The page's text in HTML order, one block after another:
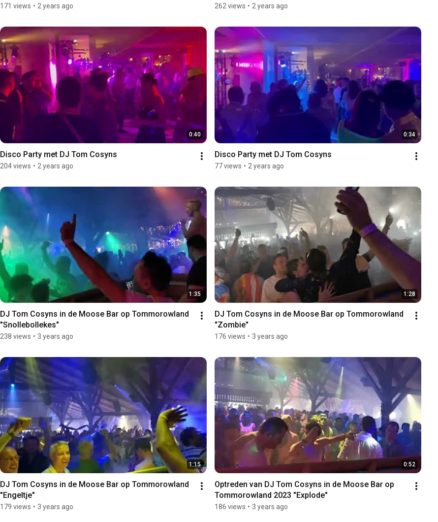
171 views • 2 years ago 262 views • 2 years ago
0:40
Disco Party met DJ Tom Cosyns
204 views • 2 years ago
0:34
Disco Party met DJ Tom Cosyns
77 views • 2 years ago
1:35
DJ Tom Cosyns in de Moose Bar op Tommorowland
"Snollebollekes"
238 views • 3 years ago
1:28
DJ Tom Cosyns in de Moose Bar op Tommorowland
"Zombie"
176 views • 3 years ago
1:15
DJ Tom Cosyns in de Moose Bar op Tommorowland
"Engeltje"
179 views • 3 years ago
0:52
Optreden van DJ Tom Cosyns in de Moose Bar op
Tommorowland 2023 "Explode"
186 views • 3 years ago